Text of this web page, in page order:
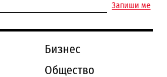
Запиши ме
Бизнес
Общество